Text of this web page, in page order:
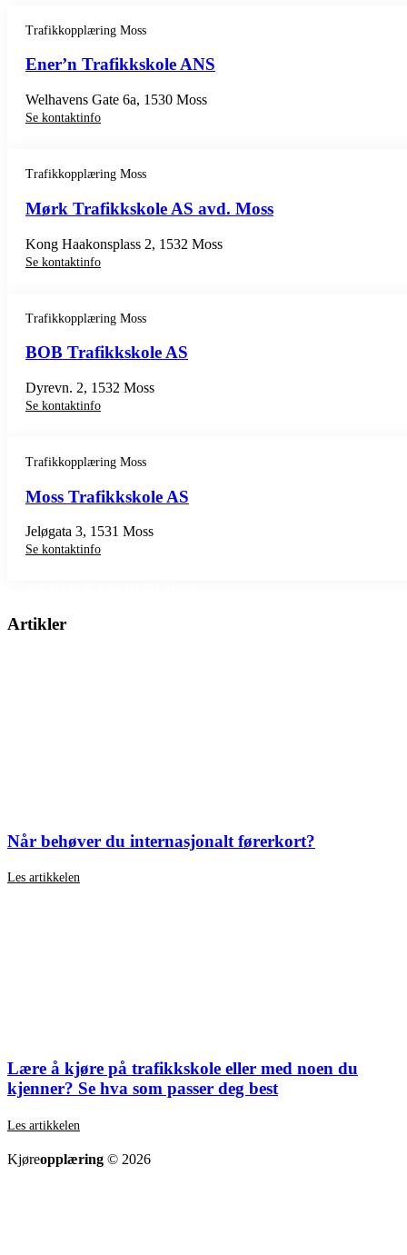
Trafikkopplæring Moss
Ener’n Trafikkskole ANS
Welhavens Gate 6a, 1530 Moss
Se kontaktinfo
Trafikkopplæring Moss
Mørk Trafikkskole AS avd. Moss
Kong Haakonsplass 2, 1532 Moss
Se kontaktinfo
Trafikkopplæring Moss
BOB Trafikkskole AS
Dyrevn. 2, 1532 Moss
Se kontaktinfo
Trafikkopplæring Moss
Moss Trafikkskole AS
Jeløgata 3, 1531 Moss
Se kontaktinfo
Artikler
Når behøver du internasjonalt førerkort?
Les artikkelen
Lære å kjøre på trafikkskole eller med noen du
kjenner? Se hva som passer deg best
Les artikkelen
Kjøreopplæring © 2026